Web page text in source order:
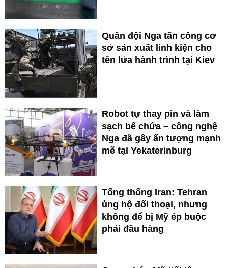
Quân đội Nga tấn công cơ
sở sản xuất linh kiện cho
tên lửa hành trình tại Kiev
Robot tự thay pin và làm
sạch bể chứa – công nghệ
Nga đã gây ấn tượng mạnh
mẽ tại Yekaterinburg
Tổng thống Iran: Tehran
ủng hộ đối thoại, nhưng
không để bị Mỹ ép buộc
phải đầu hàng